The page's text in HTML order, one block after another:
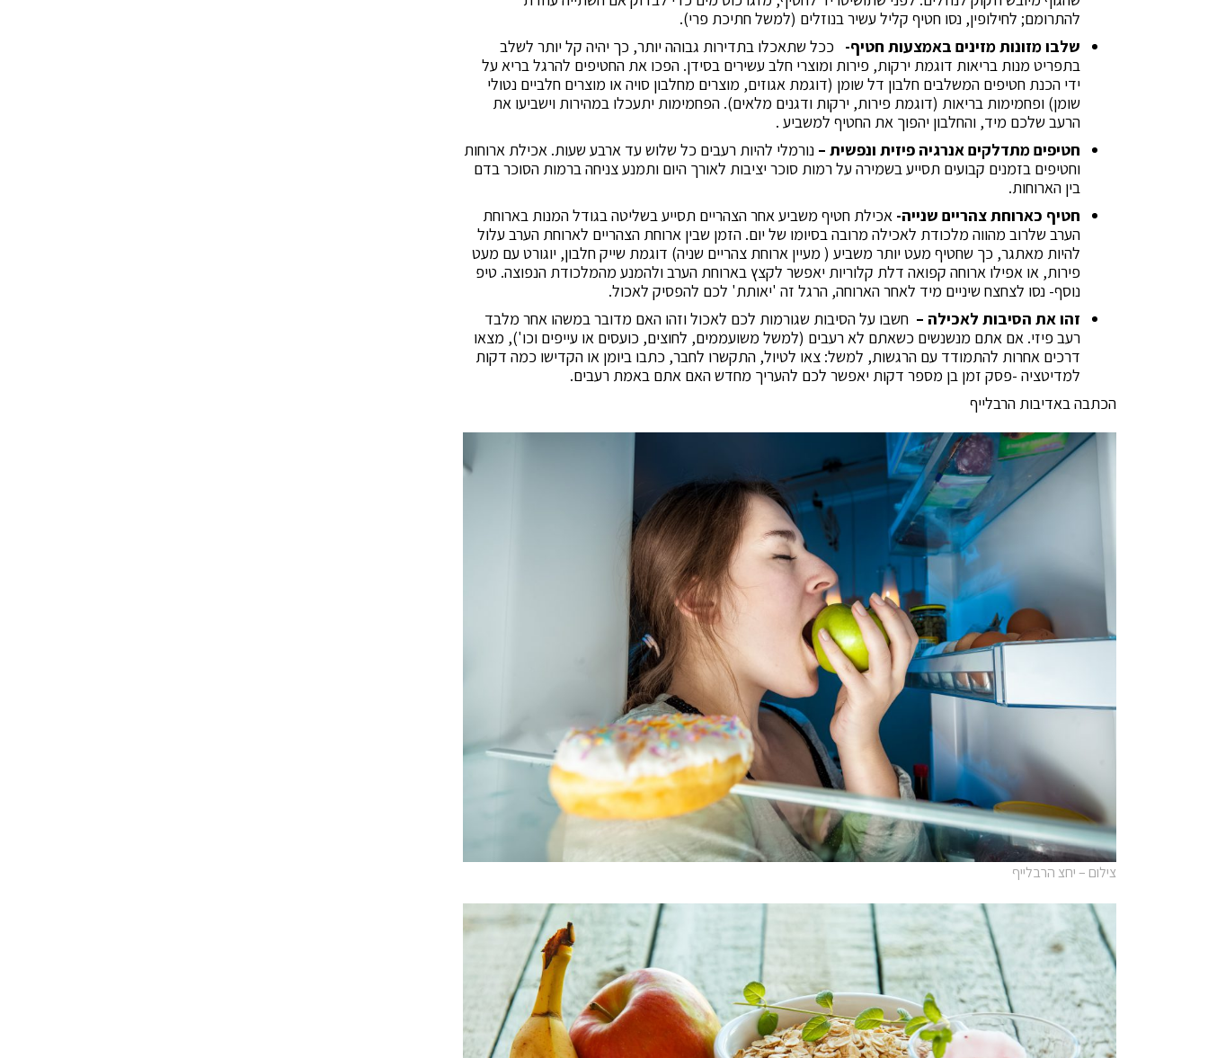
להתרומם; לחילופין, נסו חטיף קליל עשיר בנוזלים (למשל חתיכת פרי).
שלבו מזונות מזינים באמצעות חטיף-
ככל שתאכלו בתדירות גבוהה יותר, כך יהיה קל יותר לשלב
בתפריט מנות בריאות דוגמת ירקות, פירות ומוצרי חלב עשירים בסידן. הפכו את החטיפים להרגל בריא על
ידי הכנת חטיפים המשלבים חלבון דל שומן (דוגמת אגוזים, מוצרים מחלבון סויה או מוצרים חלביים נטולי
שומן) ופחמימות בריאות (דוגמת פירות, ירקות ודגנים מלאים). הפחמימות יתעכלו במהירות וישביעו את
הרעב שלכם מיד, והחלבון יהפוך את החטיף למשביע .
חטיפים מתדלקים אנרגיה פיזית ונפשית – נורמלי להיות רעבים כל שלוש עד ארבע שעות. אכילת ארוחות
וחטיפים בזמנים קבועים תסייע בשמירה על רמות סוכר יציבות לאורך היום ותמנע צניחה ברמות הסוכר בדם
בין הארוחות.
חטיף כארוחת צהריים שנייה- אכילת חטיף משביע אחר הצהריים תסייע בשליטה בגודל המנות בארוחת
הערב שלרוב מהווה מלכודת לאכילה מרובה בסיומו של יום. הזמן שבין ארוחת הצהריים לארוחת הערב עלול
להיות מאתגר, כך שחטיף מעט יותר משביע ( מעיין ארוחת צהריים שניה) דוגמת שייק חלבון, יוגורט עם מעט
פירות, או אפילו ארוחה קפואה דלת קלוריות יאפשר לקצץ בארוחת הערב ולהמנע מהמלכודת הנפוצה. טיפ
נוסף- נסו לצחצח שיניים מיד לאחר הארוחה, הרגל זה 'יאותת' לכם להפסיק לאכול.
זהו את הסיבות לאכילה – חשבו על הסיבות שגורמות לכם לאכול וזהו האם מדובר במשהו אחר מלבד
רעב פיזי. אם אתם מנשנשים כשאתם לא רעבים (למשל משועממים, לחוצים, כועסים או עייפים וכו'), מצאו
דרכים אחרות להתמודד עם הרגשות, למשל: צאו לטיול, התקשרו לחבר, כתבו ביומן או הקדישו כמה דקות
למדיטציה -פסק זמן בן מספר דקות יאפשר לכם להעריך מחדש האם אתם באמת רעבים.
הכתבה באדיבות הרבלייף
צילום – יחצ הרבלייף